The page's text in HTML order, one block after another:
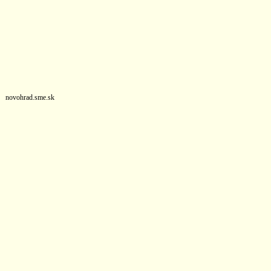
novohrad.sme.sk